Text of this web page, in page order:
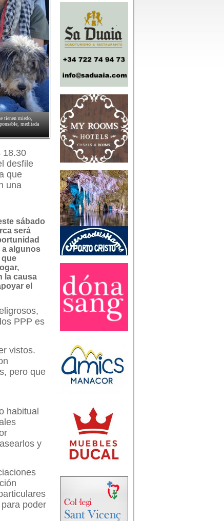
tienen miedo,
meditada
18.30
desfile
que
una
sábado
será
a algunos
que
la causa
el
PPP es
vistos.
pero que
habitual
y
poder